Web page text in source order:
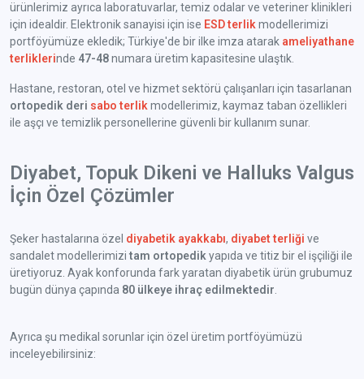
ürünlerimiz ayrıca laboratuvarlar, temiz odalar ve veteriner klinikleri
için idealdir. Elektronik sanayisi için ise ESD terlik modellerimizi
portföyümüze ekledik; Türkiye'de bir ilke imza atarak ameliyathane
terliklerinde 47-48numara üretim kapasitesine ulaştık.
Hastane, restoran, otel ve hizmet sektörü çalışanları için tasarlanan
ortopedik deri sabo terlik modellerimiz, kaymaz taban özellikleri
ile aşçı ve temizlik personellerine güvenli bir kullanım sunar.
Diyabet, Topuk Dikeni ve Halluks Valgus
İçin Özel Çözümler
Şeker hastalarına özel diyabetik ayakkabı, diyabet terliği ve
sandalet modellerimizi tam ortopedik yapıda ve titiz bir el işçiliği ile
üretiyoruz. Ayak konforunda fark yaratan diyabetik ürün grubumuz
bugün dünya çapında 80 ülkeye ihraç edilmektedir
Ayrıca şu medikal sorunlar için özel üretim portföyümüzü
inceleyebilirsiniz: